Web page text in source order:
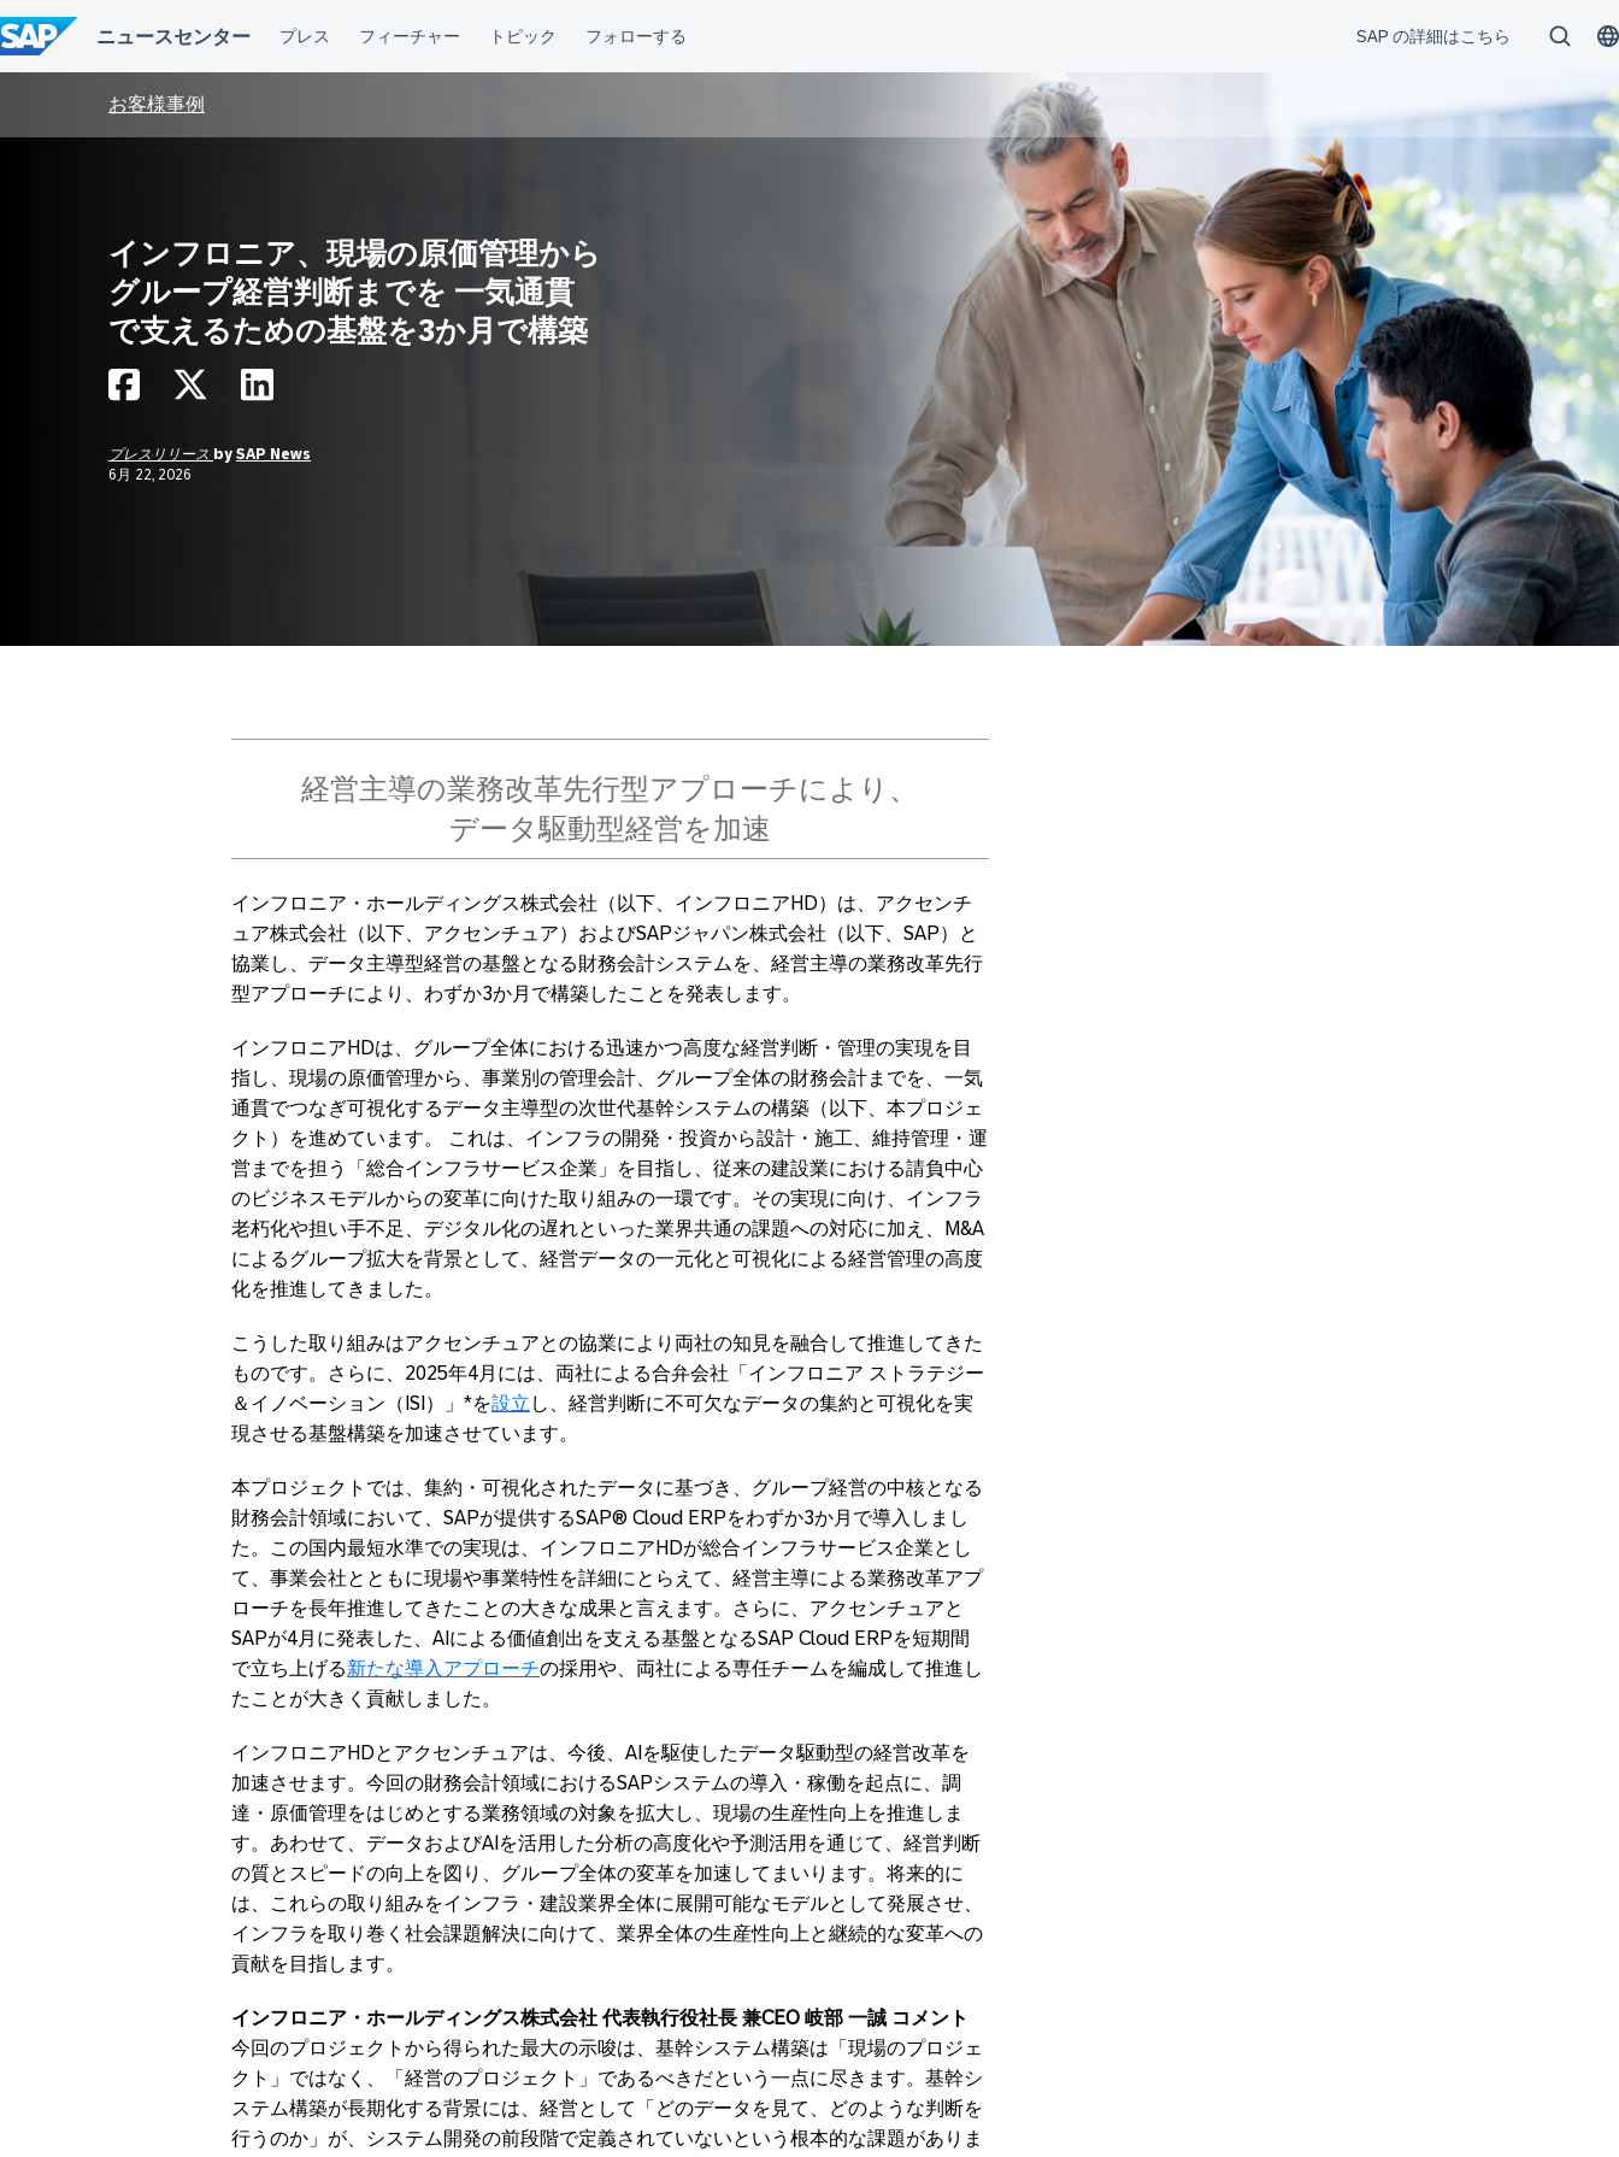
ン
テ
ン
お客様事例
インフロニア、現場の原価管理から
グループ経営判断までを 一気通貫
で支えるための基盤を3か月で構築
プレスリリース by SAP News
6月 22, 2026
経営主導の業務改革先行型アプローチにより、
データ駆動型経営を加速
インフロニア・ホールディングス株式会社（以下、インフロニアHD）は、アクセンチ
ュア株式会社（以下、アクセンチュア）およびSAPジャパン株式会社（以下、SAP）と
協業し、データ主導型経営の基盤となる財務会計システムを、経営主導の業務改革先行
型アプローチにより、わずか3か月で構築したことを発表します。
インフロニアHDは、グループ全体における迅速かつ高度な経営判断・管理の実現を目
指し、現場の原価管理から、事業別の管理会計、グループ全体の財務会計までを、一気
通貫でつなぎ可視化するデータ主導型の次世代基幹システムの構築（以下、本プロジェ
クト）を進めています。 これは、インフラの開発・投資から設計・施工、維持管理・運
営までを担う「総合インフラサービス企業」を目指し、従来の建設業における請負中心
のビジネスモデルからの変革に向けた取り組みの一環です。その実現に向け、インフラ
老朽化や担い手不足、デジタル化の遅れといった業界共通の課題への対応に加え、M&A
によるグループ拡大を背景として、経営データの一元化と可視化による経営管理の高度
化を推進してきました。
こうした取り組みはアクセンチュアとの協業により両社の知見を融合して推進してきた
ものです。さらに、2025年4月には、両社による合弁会社「インフロニア ストラテジー
＆イノベーション（ISI）」*を設立 し、経営判断に不可欠なデータの集約と可視化を実
現させる基盤構築を加速させています。
本プロジェクトでは、集約・可視化されたデータに基づき、グループ経営の中核となる
財務会計領域において、SAPが提供するSAP® Cloud ERPをわずか3か月で導入しまし
た。この国内最短水準での実現は、インフロニアHDが総合インフラサービス企業とし
て、事業会社とともに現場や事業特性を詳細にとらえて、経営主導による業務改革アプ
ローチを長年推進してきたことの大きな成果と言えます。さらに、アクセンチュアと
SAPが4月に発表した、AIによる価値創出を支える基盤となるSAP Cloud ERPを短期間
で立ち上げる新たな導入アプローチの採用や、両社による専任チームを編成して推進し
たことが大きく貢献しました。
インフロニアHDとアクセンチュアは、今後、AIを駆使したデータ駆動型の経営改革を
加速させます。今回の財務会計領域におけるSAPシステムの導入・稼働を起点に、調
達・原価管理をはじめとする業務領域の対象を拡大し、現場の生産性向上を推進しま
す。あわせて、データおよびAIを活用した分析の高度化や予測活用を通じて、経営判断
の質とスピードの向上を図り、グループ全体の変革を加速してまいります。将来的に
は、これらの取り組みをインフラ・建設業界全体に展開可能なモデルとして発展させ、
インフラを取り巻く社会課題解決に向けて、業界全体の生産性向上と継続的な変革への
貢献を目指します。
インフロニア・ホールディングス株式会社代表執行役社長 兼CEO 岐部 一誠 コメント
今回のプロジェクトから得られた最大の示唆は、基幹システム構築は「現場のプロジェ
クト」ではなく、「経営のプロジェクト」であるべきだという一点に尽きます。基幹シ
ステム構築が長期化する背景には、経営として「どのデータを見て、どのような判断を
行うのか」が、システム開発の前段階で定義されていないという根本的な課題がありま